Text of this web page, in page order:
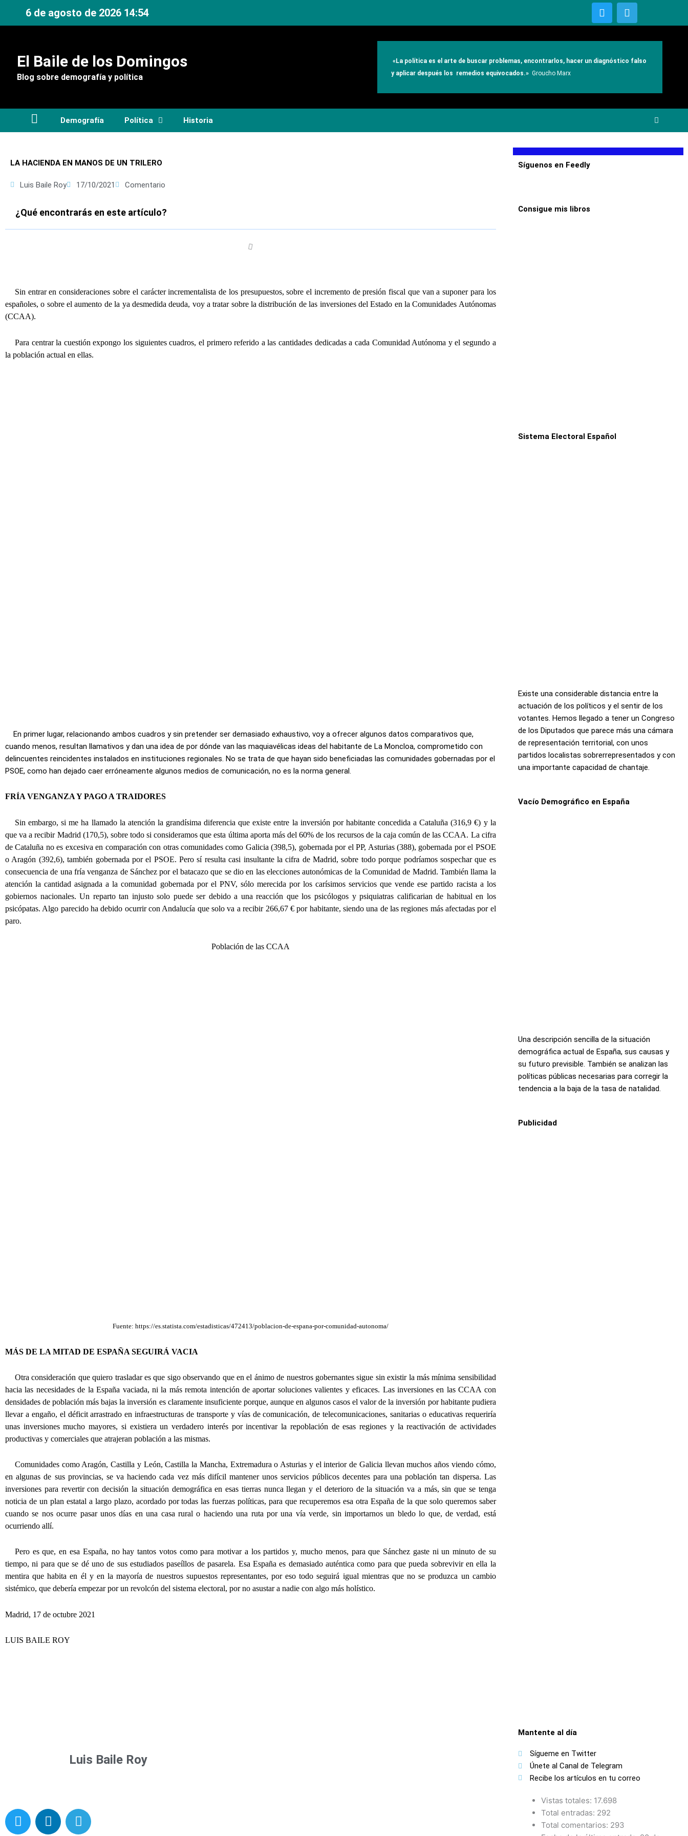
6 de agosto de 2026 14:54
T
w
i
t
e
r
T
e
l
e
r
El Baile de los Domingos
Blog sobre demografía y política
«La política es el arte de buscar problemas, encontrarlos, hacer un diagnóstico falso
y aplicar después los remedios equivocados.»Groucho Marx
Demografía Política Historia
LA HACIENDA EN MANOS DE UN TRILERO
Luis Baile Roy 17/10/2021 Comentario
¿Qué encontrarás en este artículo?
Sin entrar en consideraciones sobre el carácter incrementalista de los presupuestos, sobre el incremento de presión fiscal que van a suponer para los
españoles, o sobre el aumento de la ya desmedida deuda, voy a tratar sobre la distribución de las inversiones del Estado en la Comunidades Autónomas
(CCAA).
Para centrar la cuestión expongo los siguientes cuadros, el primero referido a las cantidades dedicadas a cada Comunidad Autónoma y el segundo a
la población actual en ellas.
En primer lugar, relacionando ambos cuadros y sin pretender ser demasiado exhaustivo, voy a ofrecer algunos datos comparativos que,
cuando menos, resultan llamativos y dan una idea de por dónde van las maquiavélicas ideas del habitante de La Moncloa, comprometido con
delincuentes reincidentes instalados en instituciones regionales. No se trata de que hayan sido beneficiadas las comunidades gobernadas por el
PSOE, como han dejado caer erróneamente algunos medios de comunicación, no es la norma general.
FRÍA VENGANZA Y PAGO A TRAIDORES
Sin embargo, si me ha llamado la atención la grandísima diferencia que existe entre la inversión por habitante concedida a Cataluña (316,9 €) y la
que va a recibir Madrid (170,5), sobre todo si consideramos que esta última aporta más del 60% de los recursos de la caja común de las CCAA. La cifra
de Cataluña no es excesiva en comparación con otras comunidades como Galicia (398,5), gobernada por el PP, Asturias (388), gobernada por el PSOE
o Aragón (392,6), también gobernada por el PSOE. Pero sí resulta casi insultante la cifra de Madrid, sobre todo porque podríamos sospechar que es
consecuencia de una fría venganza de Sánchez por el batacazo que se dio en las elecciones autonómicas de la Comunidad de Madrid. También llama la
atención la cantidad asignada a la comunidad gobernada por el PNV, sólo merecida por los carísimos servicios que vende ese partido racista a los
gobiernos nacionales. Un reparto tan injusto solo puede ser debido a una reacción que los psicólogos y psiquiatras calificarian de habitual en los
psicópatas. Algo parecido ha debido ocurrir con Andalucía que solo va a recibir 266,67 € por habitante, siendo una de las regiones más afectadas por el
paro.
Población de las CCAA
Fuente: https://es.statista.com/estadisticas/472413/poblacion-de-espana-por-comunidad-autonoma/
MÁS DE LA MITAD DE ESPAÑA SEGUIRÁ VACIA
Otra consideración que quiero trasladar es que sigo observando que en el ánimo de nuestros gobernantes sigue sin existir la más mínima sensibilidad
hacia las necesidades de la España vaciada, ni la más remota intención de aportar soluciones valientes y eficaces. Las inversiones en las CCAA con
densidades de población más bajas la inversión es claramente insuficiente porque, aunque en algunos casos el valor de la inversión por habitante pudiera
llevar a engaño, el déficit arrastrado en infraestructuras de transporte y vías de comunicación, de telecomunicaciones, sanitarias o educativas requeriría
unas inversiones mucho mayores, si existiera un verdadero interés por incentivar la repoblación de esas regiones y la reactivación de actividades
productivas y comerciales que atrajeran población a las mismas.
Comunidades como Aragón, Castilla y León, Castilla la Mancha, Extremadura o Asturias y el interior de Galicia llevan muchos años viendo cómo,
en algunas de sus provincias, se va haciendo cada vez más difícil mantener unos servicios públicos decentes para una población tan dispersa. Las
inversiones para revertir con decisión la situación demográfica en esas tierras nunca llegan y el deterioro de la situación va a más, sin que se tenga
noticia de un plan estatal a largo plazo, acordado por todas las fuerzas políticas, para que recuperemos esa otra España de la que solo queremos saber
cuando se nos ocurre pasar unos días en una casa rural o haciendo una ruta por una vía verde, sin importarnos un bledo lo que, de verdad, está
ocurriendo allí.
Pero es que, en esa España, no hay tantos votos como para motivar a los partidos y, mucho menos, para que Sánchez gaste ni un minuto de su
tiempo, ni para que se dé uno de sus estudiados paseíllos de pasarela. Esa España es demasiado auténtica como para que pueda sobrevivir en ella la
mentira que habita en él y en la mayoría de nuestros supuestos representantes, por eso todo seguirá igual mientras que no se produzca un cambio
sistémico, que debería empezar por un revolcón del sistema electoral, por no asustar a nadie con algo más holístico.
Madrid, 17 de octubre 2021
LUIS BAILE ROY
Luis Baile Roy
T
w
L
i
T
e
Síguenos en Feedly
Consigue mis libros
Sistema Electoral Español
Existe una considerable distancia entre la
actuación de los políticos y el sentir de los
votantes. Hemos llegado a tener un Congreso
de los Diputados que parece más una cámara
de representación territorial, con unos
partidos localistas sobrerrepresentados y con
una importante capacidad de chantaje.
Vacío Demográfico en España
Una descripción sencilla de la situación
demográfica actual de España, sus causas y
su futuro previsible. También se analizan las
políticas públicas necesarias para corregir la
tendencia a la baja de la tasa de natalidad.
Publicidad
Mantente al día
Sígueme en Twitter
Únete al Canal de Telegram
Recibe los artículos en tu correo
Vistas totales: 17.698
Total entradas: 292
Total comentarios: 293